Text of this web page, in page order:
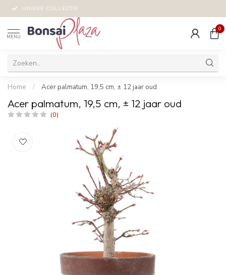
UNIEKE COLLECTIE
MENU
0
Home / Acer palmatum, 19,5 cm, ± 12 jaar oud
Acer palmatum, 19,5 cm, ± 12 jaar oud
(0)